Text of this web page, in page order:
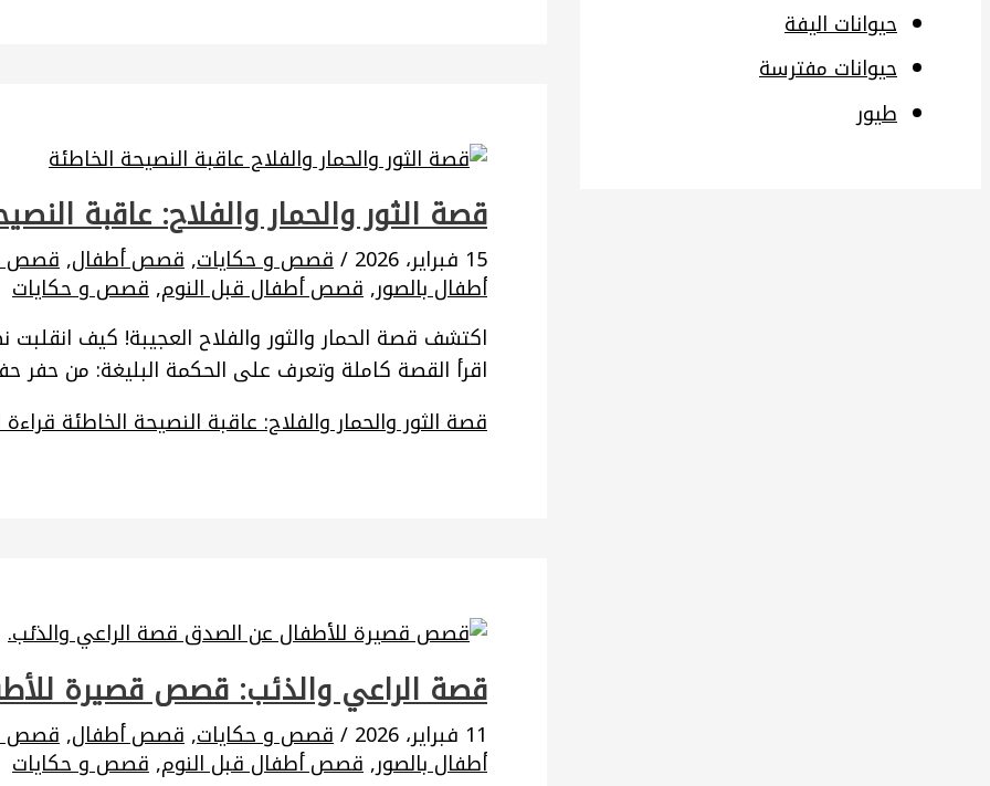
حيوانات اليفة
حيوانات مفترسة
طيور
قصة الثور والحمار والفلاح: عاقبة
15 فبراير، 2026 /قصص و حكايات,قصص أطفال,قصص
أطفال بالصور,قصص أطفال قبل النوم,قصص و حكايات
اكتشف قصة الحمار والثور والفلاح العجيبة! كيف
اقرأ القصة كاملة وتعرف على الحكمة البليغة: من حفر
قصة الثور والحمار والفلاح: عاقبة النصيحة الخاطئةقراءة
قصة الراعي والذئب: قصص قصيرة
11 فبراير، 2026 /قصص و حكايات,قصص أطفال,قصص
أطفال بالصور,قصص أطفال قبل النوم,قصص و حكايات